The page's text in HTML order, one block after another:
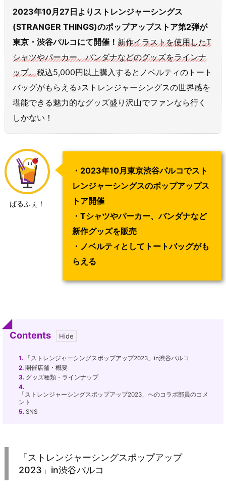
2023年10月27日よりストレンジャーシングス
(STRANGER THINGS)のポップアップストア第2弾が
東京・渋谷パルコにて開催！ 新作イラストを使用したT
シャツやパーカー、バンダナなどのグッズをラインナ
ップ。税込5,000円以上購入するとノベルティのトート
バッグがもらえる♪ストレンジャーシングスの世界感を
堪能できる魅力的なグッズ盛り沢山でファンなら行く
しかない！
ぱるふぇ！
・2023年10月東京渋谷パルコでスト
レンジャーシングスのポップアップス
トア開催
・Tシャツやパーカー、バンダナなど
新作グッズを販売
・ノベルティとしてトートバッグがも
らえる
Contents
1. 「ストレンジャーシングスポップアップ2023」in渋谷パルコ
2. 開催店舗・概要
3. グッズ種類・ラインナップ
4.
「ストレンジャーシングスポップアップ2023」へのコラボ部員のコメ
ント
5. SNS
「ストレンジャーシングスポップアップ
2023」in渋谷パルコ